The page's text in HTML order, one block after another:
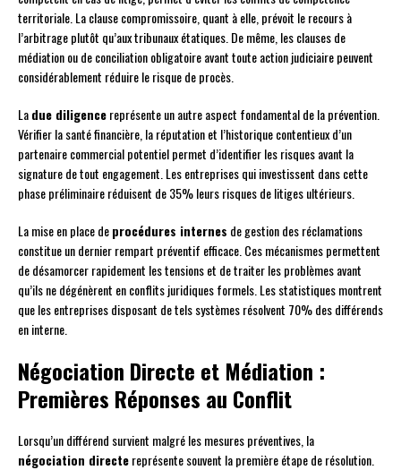
territoriale. La clause compromissoire, quant à elle, prévoit le recours à
l’arbitrage plutôt qu’aux tribunaux étatiques. De même, les clauses de
médiation ou de conciliation obligatoire avant toute action judiciaire peuvent
considérablement réduire le risque de procès.
Ladue diligencereprésente un autre aspect fondamental de la prévention.
Vérifier la santé financière, la réputation et l’historique contentieux d’un
partenaire commercial potentiel permet d’identifier les risques avant la
signature de tout engagement. Les entreprises qui investissent dans cette
phase préliminaire réduisent de 35% leurs risques de litiges ultérieurs.
La mise en place deprocédures internes de gestion des réclamations
constitue un dernier rempart préventif efficace. Ces mécanismes permettent
de désamorcer rapidement les tensions et de traiter les problèmes avant
qu’ils ne dégénèrent en conflits juridiques formels. Les statistiques montrent
que les entreprises disposant de tels systèmes résolvent 70% des différends
en interne.
Négociation Directe et Médiation :
Premières Réponses au Conflit
Lorsqu’un différend survient malgré les mesures préventives, la
négociation directereprésente souvent la première étape de résolution.